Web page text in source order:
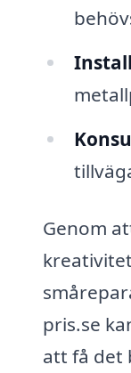
Genom
pris.se
att få det